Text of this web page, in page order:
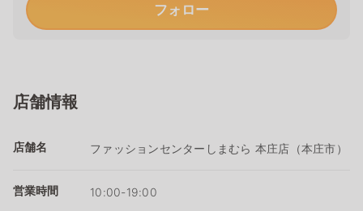
フォロー
店舗情報
店舗名 ファッションセンターしまむら 本庄店（本庄市）
営業時間 10:00-19:00